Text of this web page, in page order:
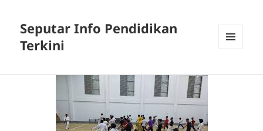
Seputar Info Pendidikan
Terkini